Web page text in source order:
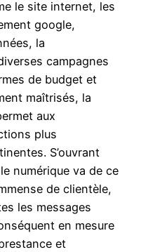
le site internet, les
google,
la
campagnes
de budget et
maîtrisés, la
aux
plus
S’ouvrant
numérique va de ce
de clientèle,
les messages
en mesure
et